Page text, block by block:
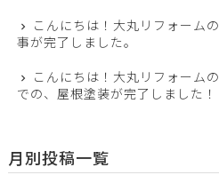
こんにちは！大丸リフォーム
事が完了しました。
こんにちは！大丸リフォーム
での、屋根塗装が完了しました！
月別投稿一覧